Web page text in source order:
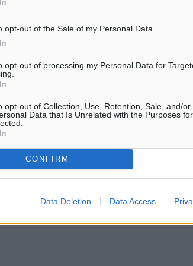
opt-out of the Sale of my Personal Data.
opt-out of processing my Personal Data for
opt-out of Collection, Use, Retention, Sale, and/or
Data that Is Unrelated with the Purposes
CONFIRM
Data Deletion Data Access
συνεχίζει με
την προσπάθεια για την
Μεταφορικού
στήριξης της
βελτίωση του μέτρου
των νησιωτών .
απαιτεί συνέπεια και
επιχειρήσεις των
και προόδου.